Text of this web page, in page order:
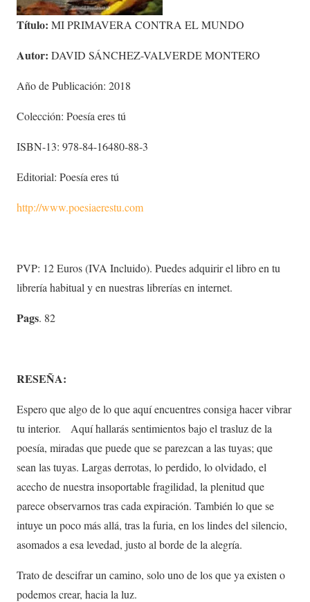
Título: MI PRIMAVERA CONTRA EL MUNDO
Autor: DAVID SÁNCHEZ-VALVERDE MONTERO
Año de Publicación: 2018
Colección: Poesía eres tú
ISBN-13: 978-84-16480-88-3
Editorial: Poesía eres tú
http://www.poesiaerestu.com
PVP: 12 Euros (IVA Incluido). Puedes adquirir el libro en tu
librería habitual y en nuestras librerías en internet.
Pags. 82
RESEÑA:
Espero que algo de lo que aquí encuentres consiga hacer vibrar
tu interior. Aquí hallarás sentimientos bajo el trasluz de la
poesía, miradas que puede que se parezcan a las tuyas; que
sean las tuyas. Largas derrotas, lo perdido, lo olvidado, el
acecho de nuestra insoportable fragilidad, la plenitud que
parece observarnos tras cada expiración. También lo que se
intuye un poco más allá, tras la furia, en los lindes del silencio,
asomados a esa levedad, justo al borde de la alegría.
Trato de descifrar un camino, solo uno de los que ya existen o
podemos crear, hacia la luz.